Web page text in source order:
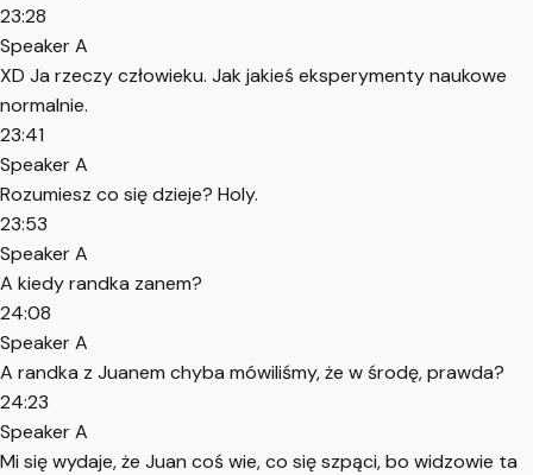
23:28
Speaker A
XD Ja rzeczy człowieku. Jak jakieś eksperymenty naukowe
normalnie.
23:41
Speaker A
Rozumiesz co się dzieje? Holy.
23:53
Speaker A
A kiedy randka zanem?
24:08
Speaker A
A randka z Juanem chyba mówiliśmy, że w środę, prawda?
24:23
Speaker A
Mi się wydaje, że Juan coś wie, co się szpąci, bo widzowie ta